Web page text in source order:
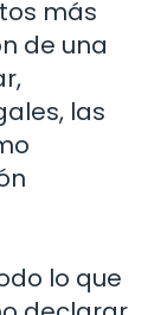
más
de una
las
lo que